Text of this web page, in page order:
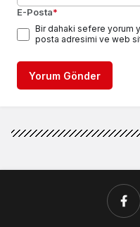
E-Posta*
Bir dahaki sefere yorum
posta adresimi ve web
Yorum Gönder